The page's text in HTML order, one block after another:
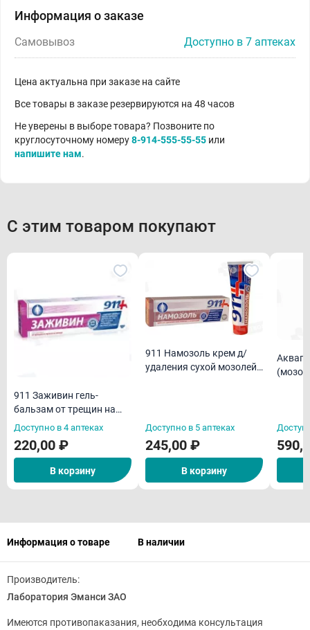
Информация о заказе
Самовывоз Доступно в 7 аптеках
Цена актуальна при заказе на сайте
Все товары в заказе резервируются на 48 часов
Не уверены в выборе товара? Позвоните по
круглосуточному номеру8-914-555-55-55 или
напишите нам.
С этим товаром покупают
911 Заживин гель-
бальзам от трещин на
ступнях и пятк 100мл
Доступно в 4 аптеках
220,00 ₽
В корзину
911 Намозоль крем д/
удаления сухой мозолей
Доступно в 5 аптеках
245,00 ₽
В корзину
Информация о товаре В наличии
Производитель:
Лаборатория Эманси ЗАО
Имеются противопаказания, необходима консультация